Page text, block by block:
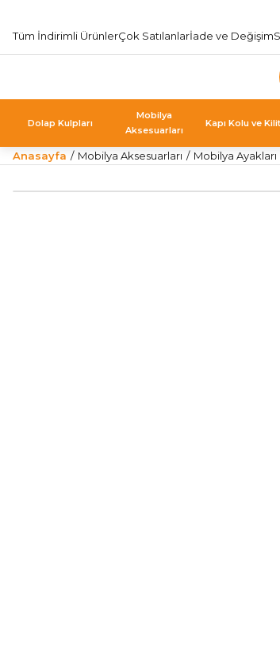
Tüm İndirimli ÜrünlerÇok Satılanlarİade ve Değişim
Dolap Kulpları
Mobilya
Aksesuarları
Kapı Kolu ve
Anasayfa Mobilya Aksesuarları Mobilya Ayakları